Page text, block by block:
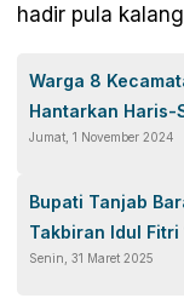
hadir pula
Warga 8
Hantarkan Haris-
Jumat, 1 November 2024
Bupati Tanjab
Takbiran Idul Fitri
Senin, 31 Maret 2025